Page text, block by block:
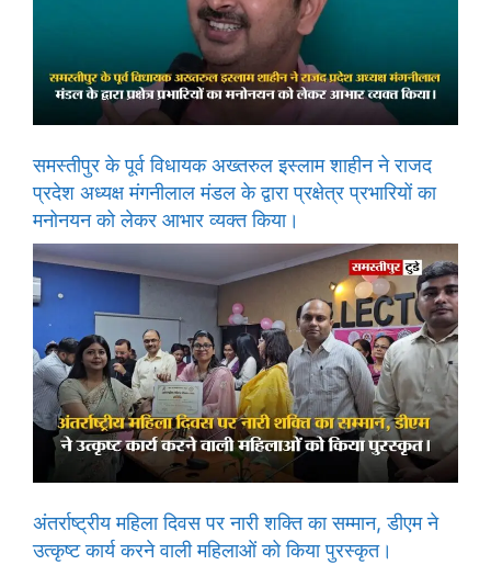
समस्तीपुर के पूर्व विधायक अख्तरुल इस्लाम शाहीन ने राजद
प्रदेश अध्यक्ष मंगनीलाल मंडल के द्वारा प्रक्षेत्र प्रभारियों का
मनोनयन को लेकर आभार व्यक्त किया।
अंतर्राष्ट्रीय महिला दिवस पर नारी शक्ति का सम्मान, डीएम ने
उत्कृष्ट कार्य करने वाली महिलाओं को किया पुरस्कृत।